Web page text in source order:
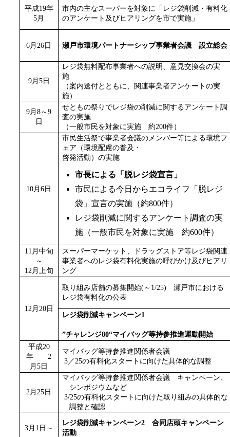
平成19年
5 月
市内の主なスーパーを対象に「レジ袋削減・有料化
のアンケート及びヒアリングを市で実施」
6月26 日 瀬戸市環境パートナーシップ事業者会議 設立総会
9月5日
レジ袋無料配布事業者への説明、意見交換会の実
施
（案内送付とともに、関連事業者アンケートの実
施）
9月8 ～9
日
せともの祭りでレジ袋の削減に関するアンケート調
査の実施
（一般市民を対象に実施 約200件）
10月6 日
市民生活祭で事業者会議のメンバー等による環境フ
ェア（環境配慮の普及・
啓発活動）の実施
市長による「脱レジ袋宣言」
市民による今日からエコライフ「脱レジ
袋」宣言の実施（約800件）
レジ袋削減に関するアンケート調査の実
施 （一般市民を対象に実施 約600件）
11月中旬
～
12月上旬
スーパーマーケット、ドラッグストア等レジ袋関連
事業者へのレジ袋有料化実施の呼びかけ及びヒアリ
ング
12月20日
取り組み店舗の募集開始(～ 1/25) 瀬戸市における
レジ袋有料化の公表
レジ袋削減キャンペーン1
”チャレンジ80“マイバッグ等持参推進運動開始
平成20
年 2
月5 日
マイバッグ等持参推進関係者会議
3／25の有料化スタートに向けた具体的な調整
2月25 日
マイバッグ等持参推進関係者会議 キャンペーン、
シンポジウムなど
3/25の有料化スタートに向けた取り組みの具体的な
調整と確認
3月1 日～
レジ袋削減キャンペーン2 合同店頭キャンペーン
活動